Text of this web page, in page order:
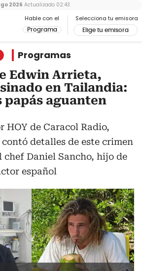
Hable con el
Programa
Selecciona tu emisora
Elige tu emisora
2026 Actualizado 02:43
Programas
Edwin Arrieta,
en Tailandia:
papás aguanten
HOY de Caracol Radio,
detalles de este crimen
Daniel Sancho, hijo de
español